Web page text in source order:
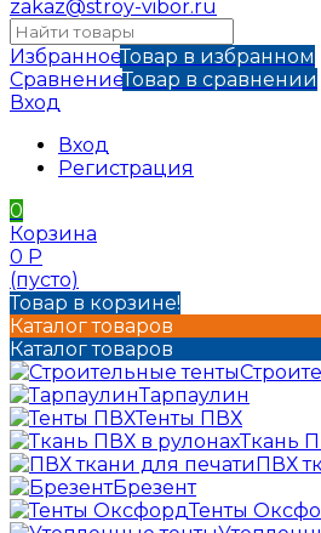
zakaz@stroy-vibor.ru
ИзбранноеТовар в избранном
СравнениеТовар в сравнении
Вход
Вход
Регистрация
0
Корзина
0 Р
(пусто)
Товар в корзине!
Каталог товаров
Каталог товаров
Тарпаулин
Тенты ПВХ
Ткань
ПВХ
Брезент
Тенты